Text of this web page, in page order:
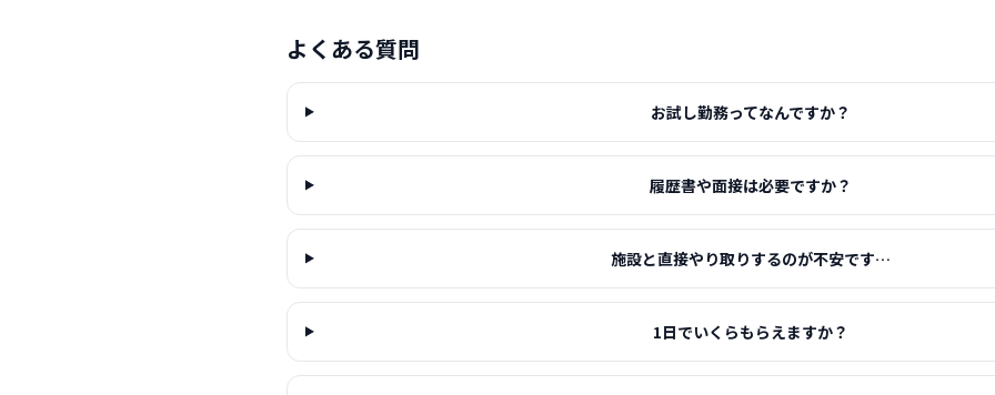
よくある質問
お試し勤務ってなんですか？
履歴書や面接は必要ですか？
施設と直接やり取りするのが不安です…
1日でいくらもらえますか？